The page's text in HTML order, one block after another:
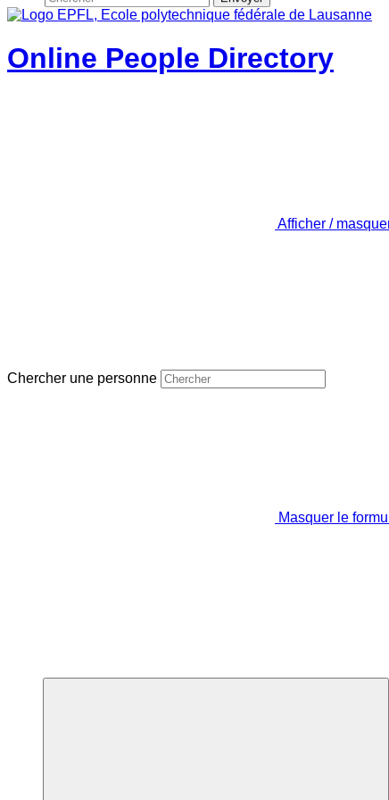
Online People Directory
Afficher /
Chercher une personne
Masquer le